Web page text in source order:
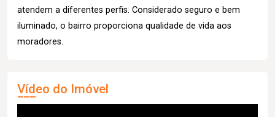
atendem a diferentes perfis. Considerado seguro e bem
iluminado, o bairro proporciona qualidade de vida aos
moradores.
Vídeo do Imóvel